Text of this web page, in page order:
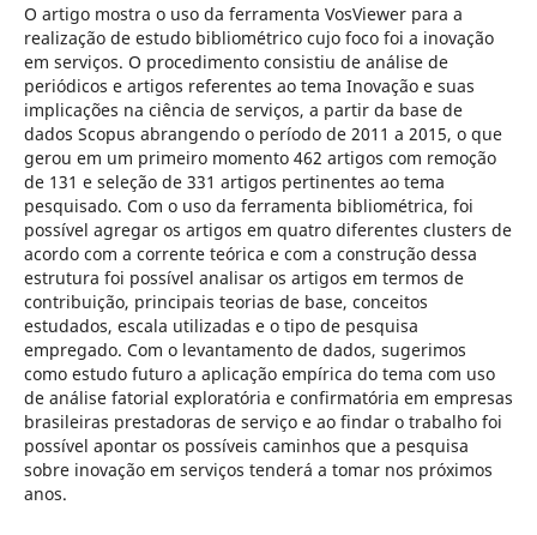
O artigo mostra o uso da ferramenta VosViewer para a
realização de estudo bibliométrico cujo foco foi a inovação
em serviços. O procedimento consistiu de análise de
periódicos e artigos referentes ao tema Inovação e suas
implicações na ciência de serviços, a partir da base de
dados Scopus abrangendo o período de 2011 a 2015, o que
gerou em um primeiro momento 462 artigos com remoção
de 131 e seleção de 331 artigos pertinentes ao tema
pesquisado. Com o uso da ferramenta bibliométrica, foi
possível agregar os artigos em quatro diferentes clusters de
acordo com a corrente teórica e com a construção dessa
estrutura foi possível analisar os artigos em termos de
contribuição, principais teorias de base, conceitos
estudados, escala utilizadas e o tipo de pesquisa
empregado. Com o levantamento de dados, sugerimos
como estudo futuro a aplicação empírica do tema com uso
de análise fatorial exploratória e confirmatória em empresas
brasileiras prestadoras de serviço e ao findar o trabalho foi
possível apontar os possíveis caminhos que a pesquisa
sobre inovação em serviços tenderá a tomar nos próximos
anos.